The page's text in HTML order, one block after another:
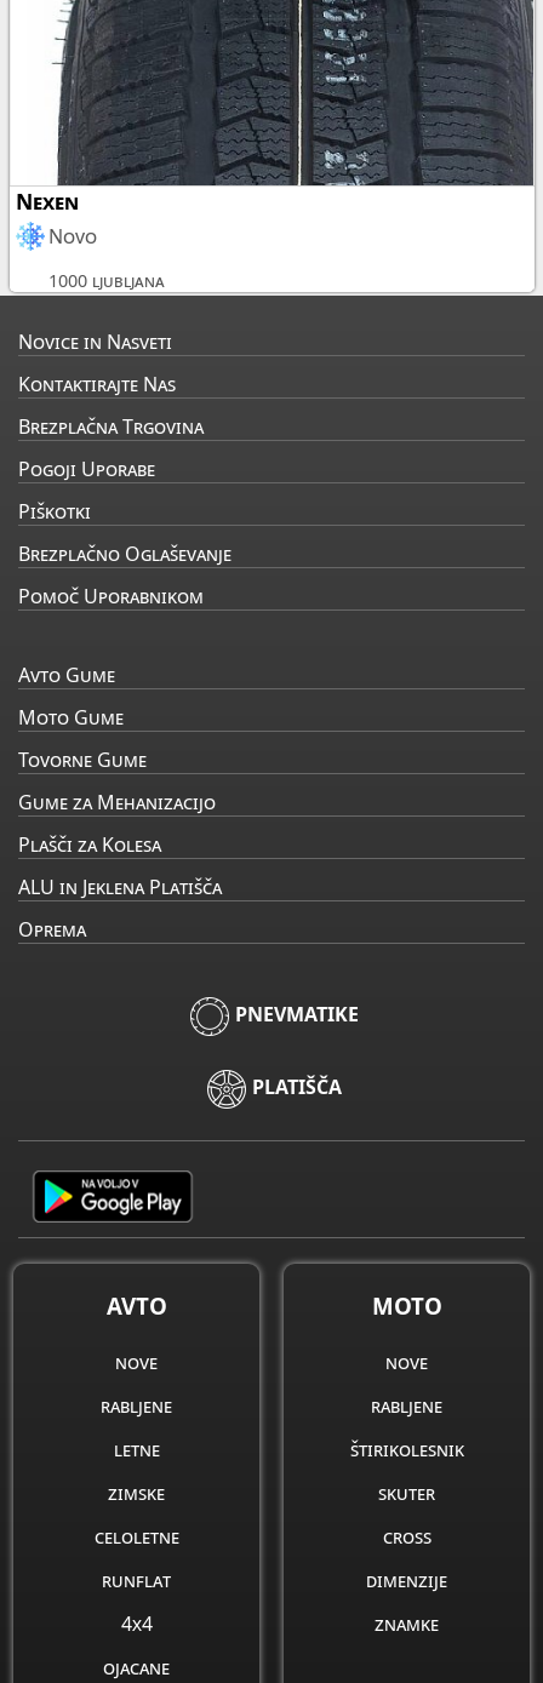
Nexen
Novo
1000 ljubljana
Novice in Nasveti
Kontaktirajte Nas
Brezplačna Trgovina
Pogoji Uporabe
Piškotki
Brezplačno Oglaševanje
Pomoč Uporabnikom
Avto Gume
Moto Gume
Tovorne Gume
Gume za Mehanizacijo
Plašči za Kolesa
ALU in Jeklena Platišča
Oprema
PNEVMATIKE
PLATIŠČA
AVTO
nove
rabljene
letne
zimske
celoletne
runflat
4x4
ojacane
MOTO
nove
rabljene
štirikolesnik
skuter
cross
dimenzije
znamke